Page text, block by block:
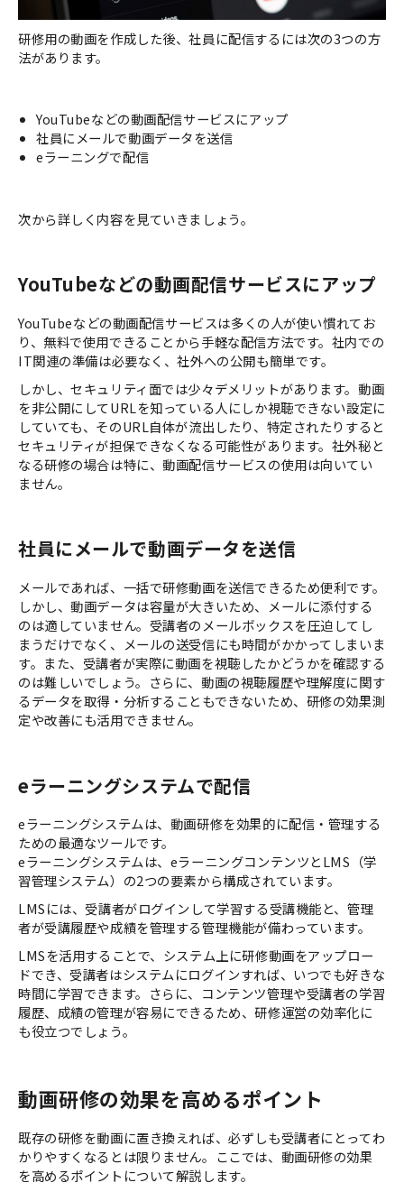
研修用の動画を作成した後、社員に配信するには次の3つの方
法があります。
YouTubeなどの動画配信サービスにアップ
社員にメールで動画データを送信
eラーニングで配信
次から詳しく内容を見ていきましょう。
YouTubeなどの動画配信サービスにアップ
YouTubeなどの動画配信サービスは多くの人が使い慣れてお
り、無料で使用できることから手軽な配信方法です。社内での
IT関連の準備は必要なく、社外への公開も簡単です。
しかし、セキュリティ面では少々デメリットがあります。動画
を非公開にしてURLを知っている人にしか視聴できない設定に
していても、そのURL自体が流出したり、特定されたりすると
セキュリティが担保できなくなる可能性があります。社外秘と
なる研修の場合は特に、動画配信サービスの使用は向いてい
ません。
社員にメールで動画データを送信
メールであれば、一括で研修動画を送信できるため便利です。
しかし、動画データは容量が大きいため、メールに添付する
のは適していません。受講者のメールボックスを圧迫してし
まうだけでなく、メールの送受信にも時間がかかってしまいま
す。また、受講者が実際に動画を視聴したかどうかを確認する
のは難しいでしょう。さらに、動画の視聴履歴や理解度に関す
るデータを取得・分析することもできないため、研修の効果測
定や改善にも活用できません。
eラーニングシステムで配信
eラーニングシステムは、動画研修を効果的に配信・管理する
ための最適なツールです。
eラーニングシステムは、eラーニングコンテンツとLMS（学
習管理システム）の2つの要素から構成されています。
LMSには、受講者がログインして学習する受講機能と、管理
者が受講履歴や成績を管理する管理機能が備わっています。
LMSを活用することで、システム上に研修動画をアップロー
ドでき、受講者はシステムにログインすれば、いつでも好きな
時間に学習できます。さらに、コンテンツ管理や受講者の学習
履歴、成績の管理が容易にできるため、研修運営の効率化に
も役立つでしょう。
動画研修の効果を高めるポイント
既存の研修を動画に置き換えれば、必ずしも受講者にとってわ
かりやすくなるとは限りません。ここでは、動画研修の効果
を高めるポイントについて解説します。